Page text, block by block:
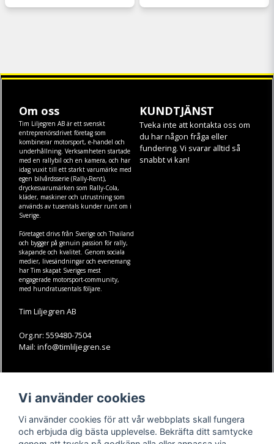
Om oss
Tim Liljegren AB är ett svenskt
entreprenörsdrivet företag som
kombinerar motorsport, e-handel och
underhållning. Verksamheten startade
med en rallybil och en kamera, och har
idag vuxit till ett starkt varumärke med
egen bilvårdsserie (Rally-Rent),
dryckesvarumärken som Rally-Cola,
kläder, maskineroch utrustning som
används av tusentals kunder runt om i
Sverige.
Företaget drivs från Sverige och Thailand
och bygger på genuin passion för rally,
skapande och kvalitet. Genom sociala
medier, livesändningar och evenemang
har Tim skapat Sveriges mest
engagerade motorsport-community,
med hundratusentals följare.
Tim Liljegren AB
Org.nr: 559480-7504
Mail: info@timliljegren.se
KUNDTJÄNST
Tveka inte att kontakta oss om
du har någon fråga eller
fundering. Vi svarar alltid så
snabbt vi kan!
Köpvillkor
Kontakt
Youtube-videos
Instagram
Youtube
Vi använder cookies
Vi använder cookies för att vår webbplats skall fungera
och erbjuda dig bästa upplevelse. Bekräfta ditt samtycke